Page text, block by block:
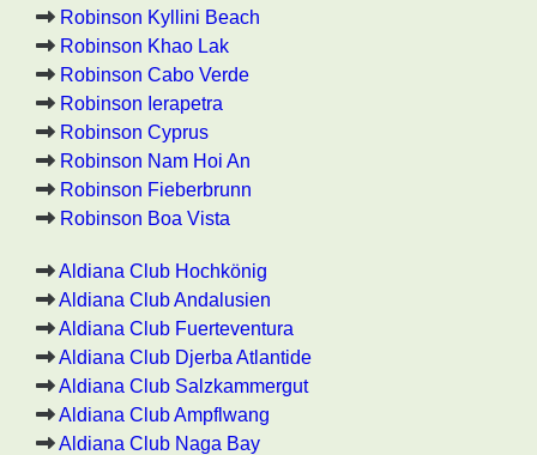
Robinson Kyllini Beach
Robinson Khao Lak
Robinson Cabo Verde
Robinson Ierapetra
Robinson Cyprus
Robinson Nam Hoi An
Robinson Fieberbrunn
Robinson Boa Vista
Aldiana Club Hochkönig
Aldiana Club Andalusien
Aldiana Club Fuerteventura
Aldiana Club Djerba Atlantide
Aldiana Club Salzkammergut
Aldiana Club Ampflwang
Aldiana Club Naga Bay